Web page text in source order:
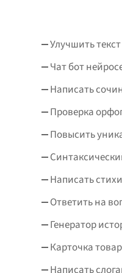
Улучшить текст
Чат бот
Написать
Проверка
Повысить
Написать стихи
Ответить на
Генератор
Карточка
Написать